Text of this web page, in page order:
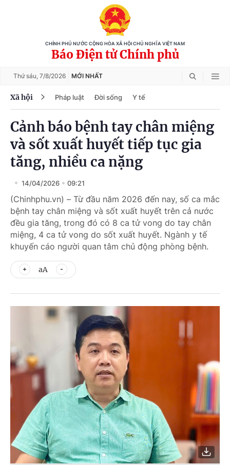
CHÍNH PHỦ NƯỚC CỘNG HÒA XÃ HỘI CHỦ NGHĨA VIỆT NAM
Báo Điện tử Chính phủ
Thứ sáu, 7/8/2026 MỚI NHẤT
Xã hội Pháp luật Đời sống Y tế
Cảnh báo bệnh tay chân miệng
và sốt xuất huyết tiếp tục gia
tăng, nhiều ca nặng
14/04/2026 09:21
(Chinhphu.vn) – Từ đầu năm 2026 đến nay, số ca mắc
bệnh tay chân miệng và sốt xuất huyết trên cả nước
đều gia tăng, trong đó có 8 ca tử vong do tay chân
miệng, 4 ca tử vong do sốt xuất huyết. Ngành y tế
khuyến cáo người quan tâm chủ động phòng bệnh.
aA